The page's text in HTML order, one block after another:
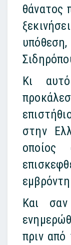
θάνατος
Κι
στην
Και
πριν από